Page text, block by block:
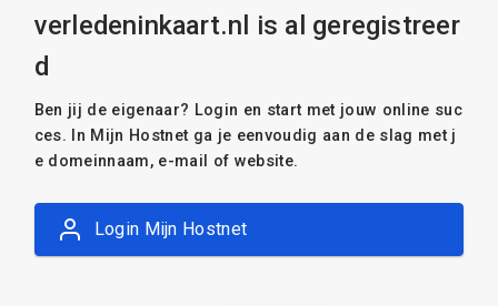
verledeninkaart.nl is al geregistreer
d
Ben jij de eigenaar? Login en start met jouw online suc
ces. In Mijn Hostnet ga je eenvoudig aan de slag met j
e domeinnaam, e-mail of website.
Login Mijn Hostnet